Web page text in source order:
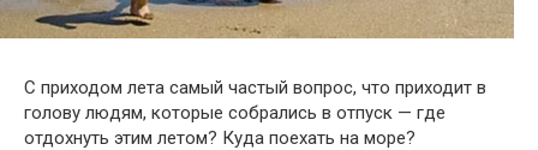
С приходом лета самый частый вопрос, что приходит в
голову людям, которые собрались в отпуск — где
отдохнуть этим летом? Куда поехать на море?